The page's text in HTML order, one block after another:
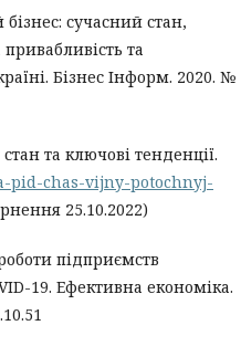
сучасний стан,
та
Бізнес Інформ. 2020. №
та ключові тенденції.
pid-chas-vijny-potochnyj-
25.10.2022)
підприємств
19. Ефективна економіка.